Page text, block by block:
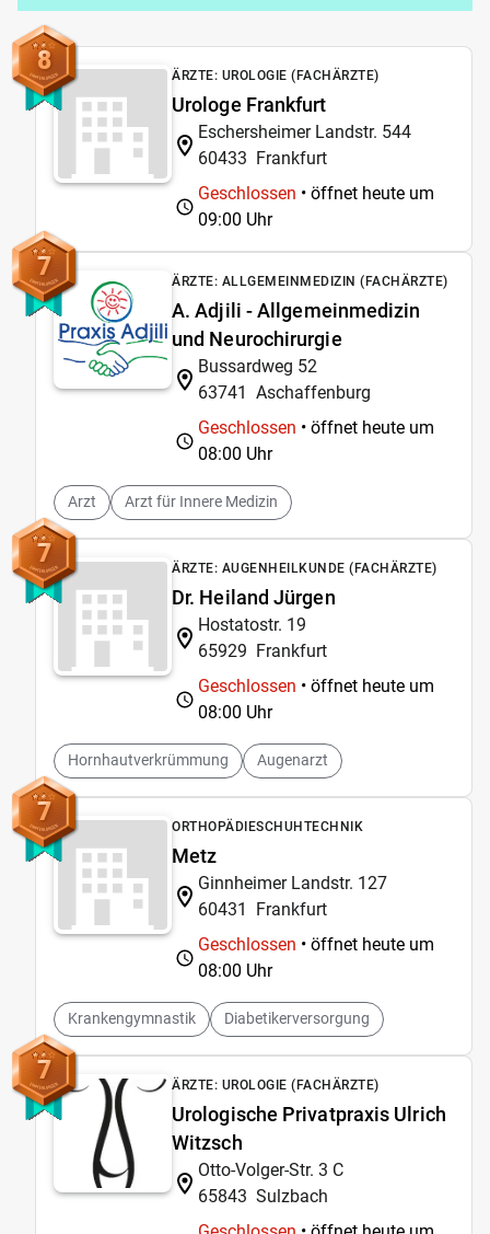
8 ÄRZTE: UROLOGIE (FACHÄRZTE)
Urologe Frankfurt
Eschersheimer Landstr. 544
60433 Frankfurt
Geschlossen • öffnet heute um
09:00 Uhr
7 ÄRZTE: ALLGEMEINMEDIZIN (FACHÄRZTE)
A. Adjili - Allgemeinmedizin
und Neurochirurgie
Bussardweg 52
63741 Aschaffenburg
Geschlossen • öffnet heute um
08:00 Uhr
Arzt Arzt für Innere Medizin
7 ÄRZTE: AUGENHEILKUNDE (FACHÄRZTE)
Dr. Heiland Jürgen
Hostatostr. 19
65929 Frankfurt
Geschlossen • öffnet heute um
08:00 Uhr
Hornhautverkrümmung Augenarzt
7 ORTHOPÄDIESCHUHTECHNIK
Metz
Ginnheimer Landstr. 127
60431
Frankfurt
Geschlossen • öffnet heute um
08:00 Uhr
Krankengymnastik Diabetikerversorgung
7 ÄRZTE: UROLOGIE (FACHÄRZTE)
Urologische Privatpraxis Ulrich
Witzsch
Otto-Volger-Str. 3 C
65843 Sulzbach